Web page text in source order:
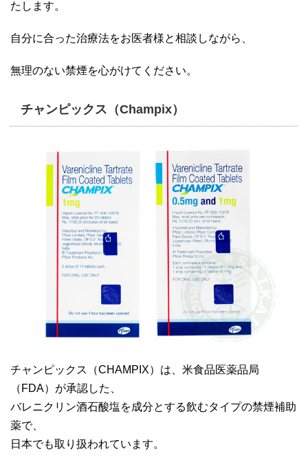
たします。
自分に合った治療法をお医者様と相談しながら、
無理のない禁煙を心がけてください。
チャンピックス（Champix）
チャンピックス（CHAMPIX）は、米食品医薬品局
（FDA）が承認した、
バレニクリン酒石酸塩を成分とする飲むタイプの禁煙補助
薬で、
日本でも取り扱われています。